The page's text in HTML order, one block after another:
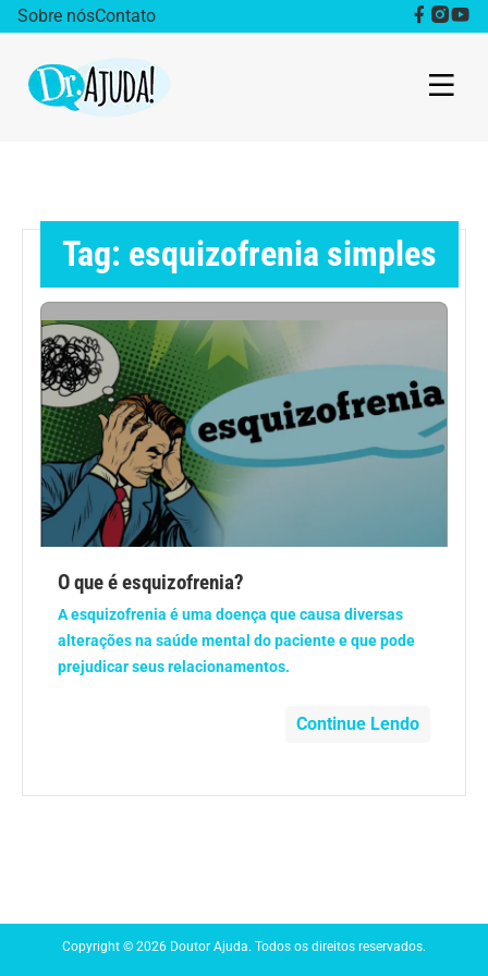
Sobre nósContato
Obesidade
Destaque
Bem estar
Vida Saudável
Saúde da mulher
Anemia
Aparelho Digestivo
Atividade física
Câncer
Tag: esquizofrenia simples
O que é esquizofrenia?
A esquizofrenia é uma doença que causa diversas
alterações na saúde mental do paciente e que pode
prejudicar seus relacionamentos.
Continue Lendo
Copyright © 2026 Doutor Ajuda. Todos os direitos reservados.